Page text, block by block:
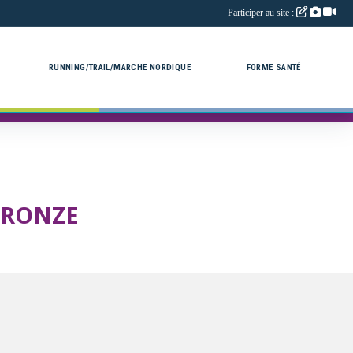
RUNNING/TRAIL/MARCHE NORDIQUE FORME SANTÉ
Participer au site :